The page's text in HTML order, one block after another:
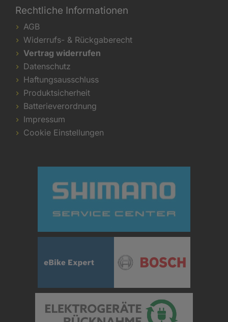
Rechtliche Informationen
AGB
Widerrufs- & Rückgaberecht
Vertrag widerrufen
Datenschutz
Haftungsausschluss
Produktsicherheit
Batterieverordnung
Impressum
Cookie Einstellungen